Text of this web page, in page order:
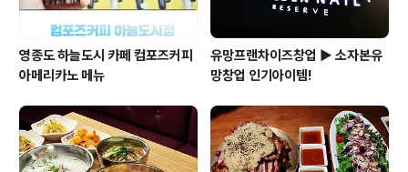
영종도 하늘도시 카페 컴포즈커피
아메리카노 메뉴
유망프랜차이즈창업 ▶ 소자본유
망창업 인기아이템!